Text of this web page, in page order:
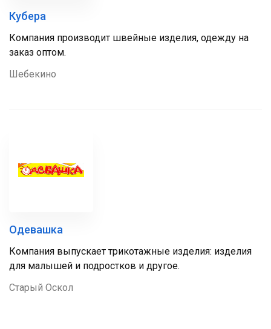
Кубера
Компания производит швейные изделия, одежду на
заказ оптом.
Шебекино
Одевашка
Компания выпускает трикотажные изделия: изделия
для малышей и подростков и другое.
Старый Оскол